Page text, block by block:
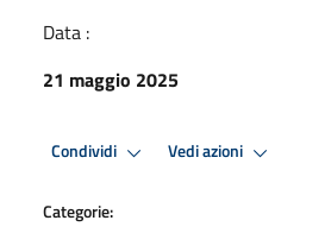
Data :
21 maggio 2025
Condividi Vedi azioni
Categorie: